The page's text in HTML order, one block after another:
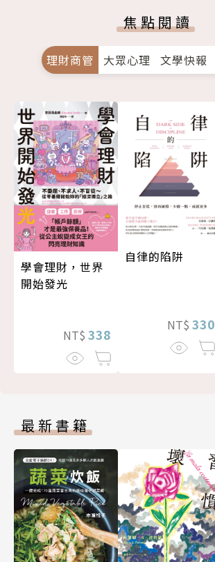
焦點閱讀
理財商管 大眾心理 文學快報
學會理財，世界
開始發光
NT$ 338
自律的陷阱
NT$ 330
最新書籍